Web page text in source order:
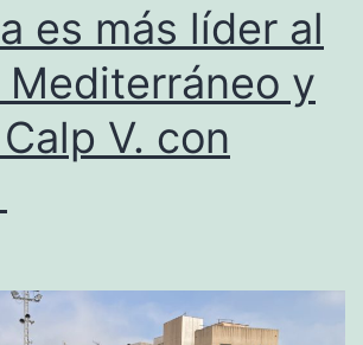
se
juega
al
estar
Poliesportiu
es más líder al
Mediterráneo y
V. con